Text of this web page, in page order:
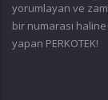
yorumlayan ve
bir numarası
yapan PERKOTEK!